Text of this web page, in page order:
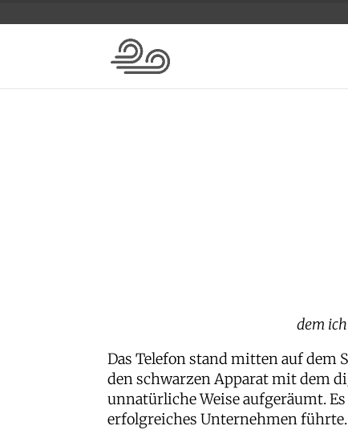
dem
Das Telefon stand mitten auf dem
den schwarzen Apparat mit dem
unnatürliche Weise aufgeräumt.
erfolgreiches Unternehmen